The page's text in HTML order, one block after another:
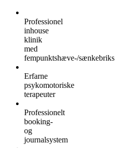
Professionel
inhouse
klinik
med
fempunktshæve-/sænkebriks
Erfarne
psykomotoriske
terapeuter
Professionelt
booking-
og
journalsystem